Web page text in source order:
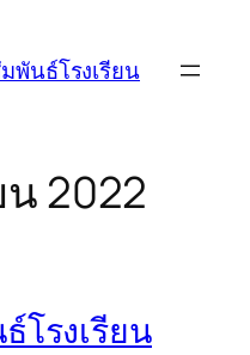
พันธ์โรงเรียน
2022
โรงเรียน